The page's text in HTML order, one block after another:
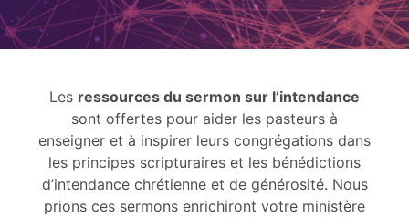
Les ressources du sermon sur l’intendance
sont offertes pour aider les pasteurs à
enseigner et à inspirer leurs congrégations dans
les principes scripturaires et les bénédictions
d’intendance chrétienne et de générosité. Nous
prions ces sermons enrichiront votre ministère